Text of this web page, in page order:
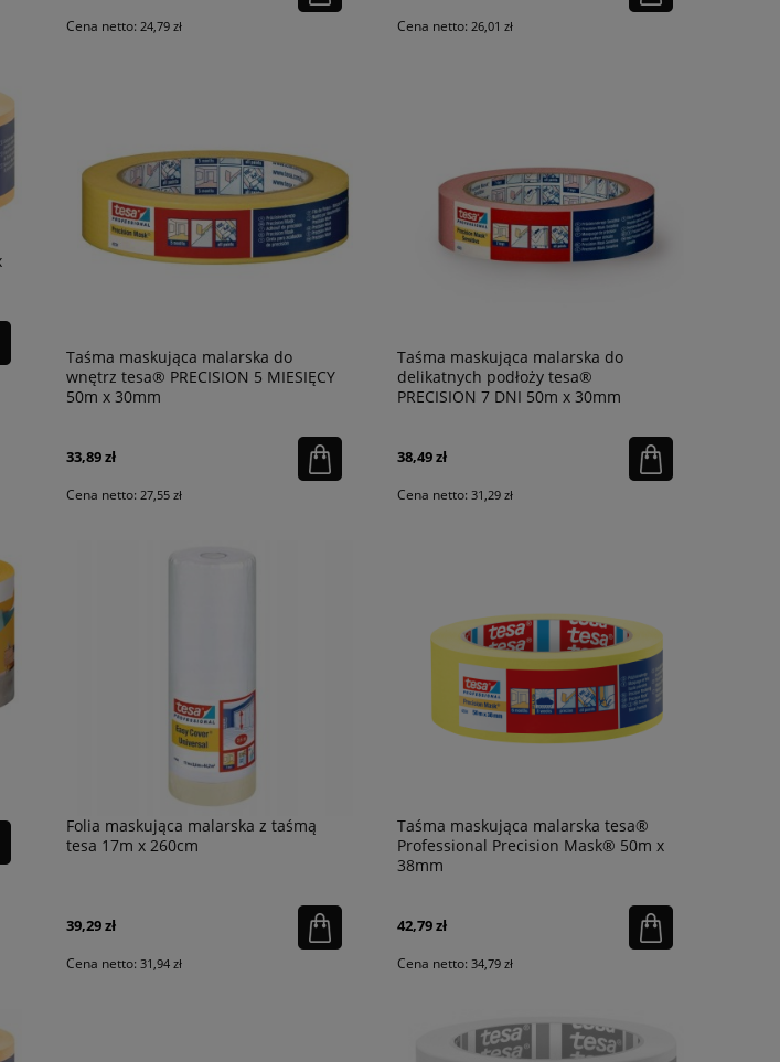
Cena netto: 24,79 zł Cena netto: 26,01 zł
Taśma maskująca malarska do
wnętrz tesa® PRECISION 5 MIESIĘCY
50m x 30mm
33,89 zł
Cena netto: 27,55 zł
Taśma maskująca malarska do
delikatnych podłoży tesa®
PRECISION 7 DNI 50m x 30mm
38,49 zł
Cena netto: 31,29 zł
Folia maskująca malarska z taśmą
tesa 17m x 260cm
39,29 zł
Cena netto: 31,94 zł
Taśma maskująca malarska tesa®
Professional Precision Mask® 50m x
38mm
42,79 zł
Cena netto: 34,79 zł